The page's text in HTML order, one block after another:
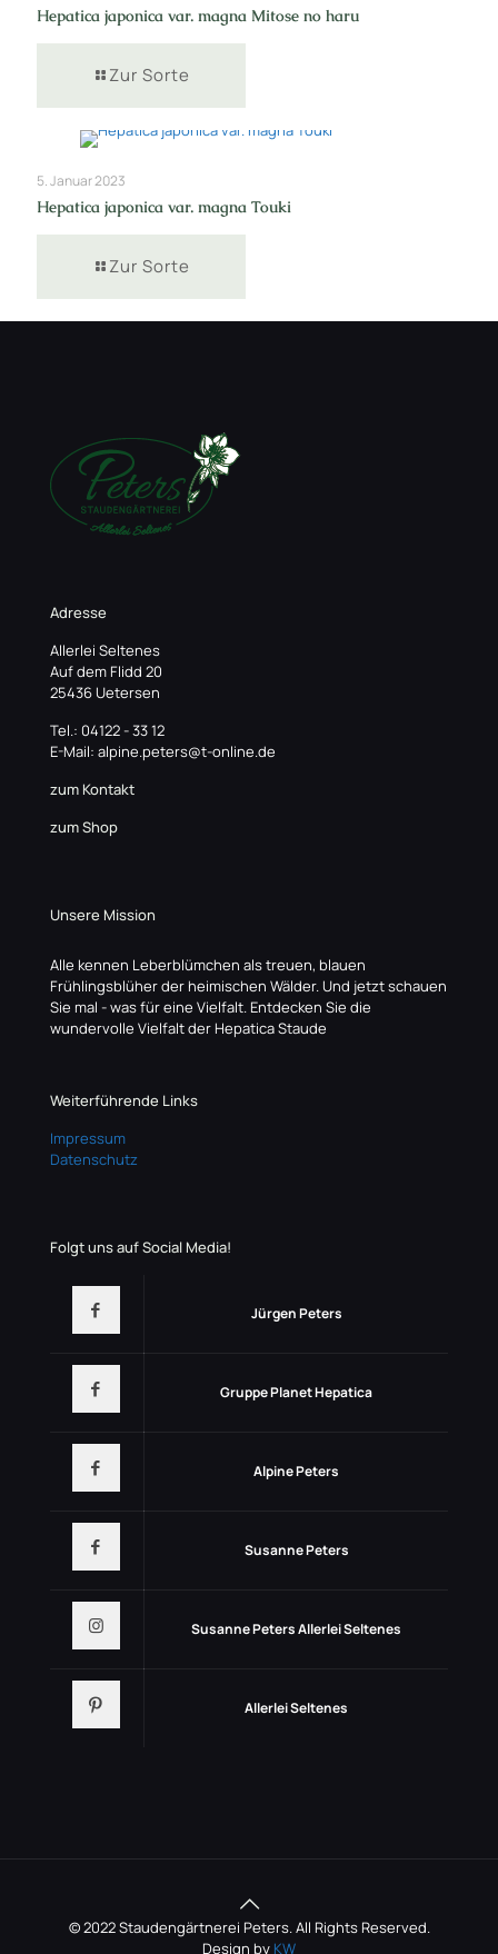
Hepatica japonica var. magna Mitose no haru
Zur Sorte
5. Januar 2023
Hepatica japonica var. magna Touki
Zur Sorte
Adresse
Allerlei Seltenes
Auf dem Flidd 20
25436 Uetersen
Tel.: 04122 - 33 12
E-Mail: alpine.peters@t-online.de
zum Kontakt
zum Shop
Unsere Mission
Alle kennen Leberblümchen als treuen, blauen
Frühlingsblüher der heimischen Wälder. Und jetzt schauen
Sie mal - was für eine Vielfalt. Entdecken Sie die
wundervolle Vielfalt der Hepatica Staude
Weiterführende Links
Impressum
Datenschutz
Folgt uns auf Social Media!
Jürgen Peters
Gruppe Planet Hepatica
Alpine Peters
Susanne Peters
Susanne Peters Allerlei Seltenes
Allerlei Seltenes
© 2022 Staudengärtnerei Peters. All Rights Reserved.
Design by KW